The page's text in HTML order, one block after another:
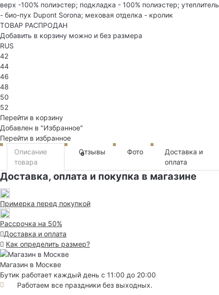
верх -100% полиэстер; подкладка - 100% полиэстер; утеплитель
- био-пух Dupont Sorona; меховая отделка - кролик
ТОВАР РАСПРОДАН
Добавить в корзину можно и без размера
RUS
42
44
46
48
50
52
Перейти в корзину
Добавлен в "Избранное"
Перейти в избранное
Описание
товара
Отзывы
0 Фото
Доставка и
оплата
Доставка, оплата и покупка в магазине
Примерка перед покупкой
Рассрочка на 50%
Доставка и оплата
Как определить размер?
Магазин в Москве
Бутик работает каждый день с 11:00 до 20:00
Работаем все праздники без выходных.